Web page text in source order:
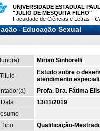
UNIVERSIDADE ESTADUAL
"JÚLIO DE MESQUITA FILHO"
Faculdade de Ciências e Letras -
-Educação Sexual
Mirian Sinhorelli
Titulo
Estudo sobre o
atendimento
Profa. Dra. Fátima
Data
13/11/2019
Tipo
Qualificação-